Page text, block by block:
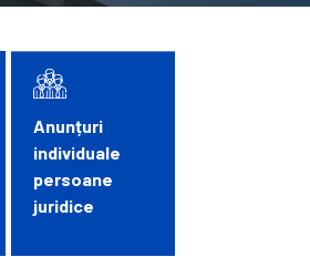
Anunțuri
individuale
persoane
juridice